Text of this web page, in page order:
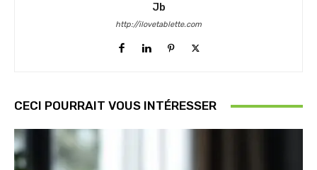
Jb
http://ilovetablette.com
CECI POURRAIT VOUS INTÉRESSER